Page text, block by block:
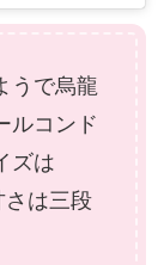
うで烏龍
ルコンド
ズは
は三段